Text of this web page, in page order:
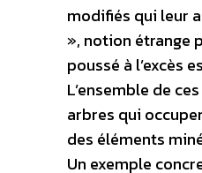
modifiés qui leur
», notion étrange
poussé à l’excès
L’ensemble de
arbres qui
des éléments
Un exemple